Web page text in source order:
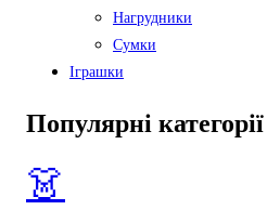
Нагрудники
Сумки
Іграшки
Популярні категорії
👗